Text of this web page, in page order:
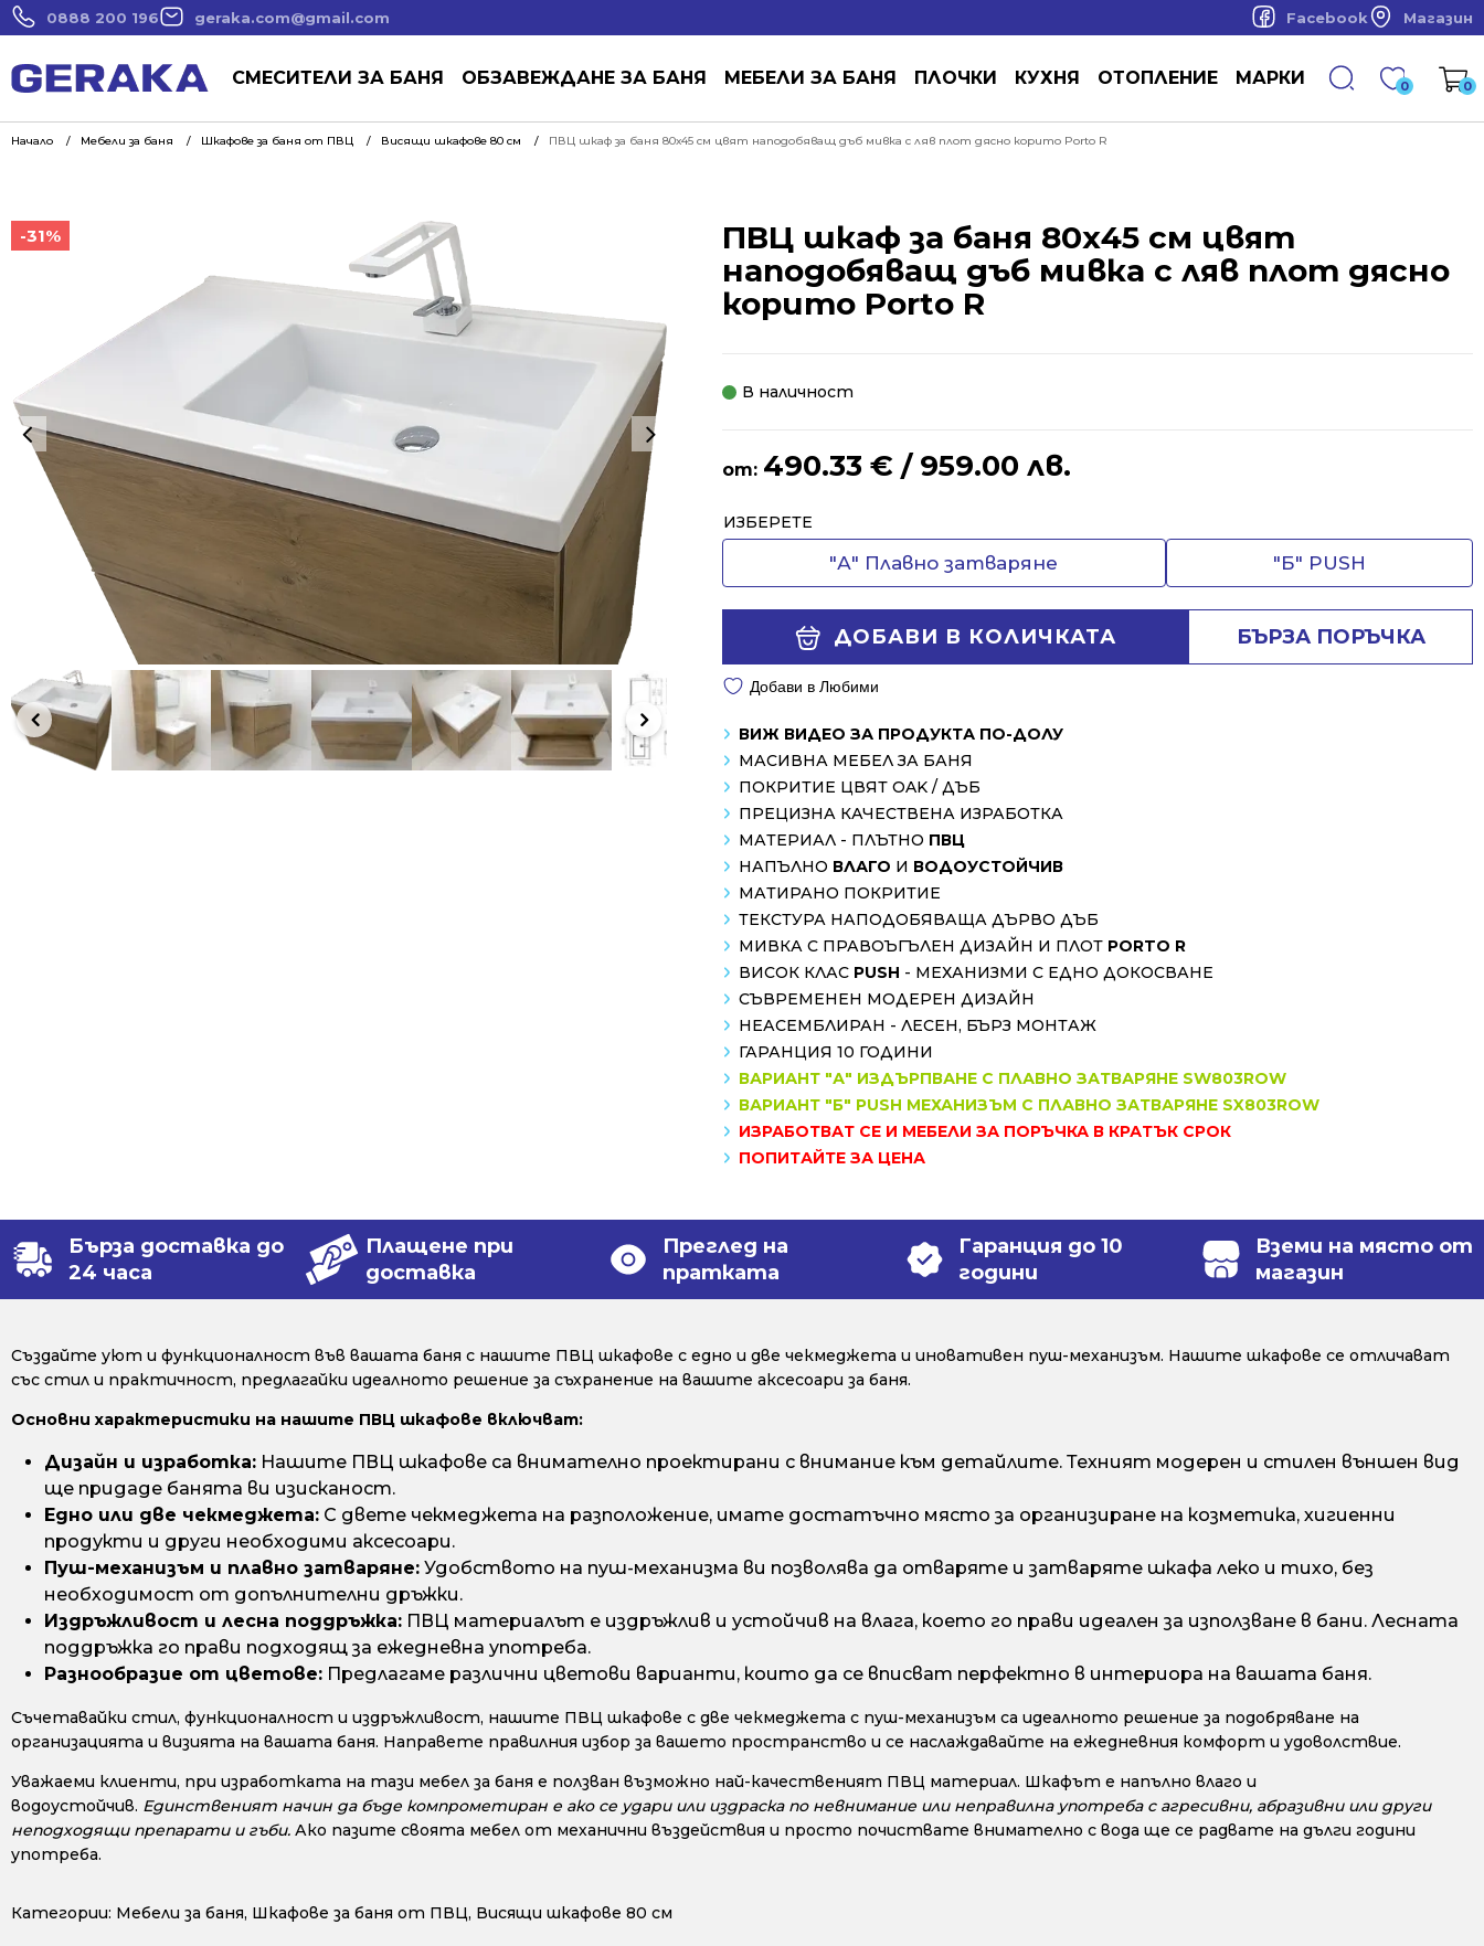
0888 200 196 geraka.com@gmail.com Facebook Магазин
СМЕСИТЕЛИ ЗА БАНЯ ОБЗАВЕЖДАНЕ ЗА БАНЯ МЕБЕЛИ ЗА БАНЯ ПЛОЧКИ КУХНЯ ОТОПЛЕНИЕ МАРКИ 0 0
Начало Мебели за баня Шкафове за баня от ПВЦ Висящи шкафове 80 см ПВЦ шкаф за баня 80х45 см цвят наподобяващ дъб мивка с ляв плот дясно корито Porto R
-31%
-31%
ПВЦ шкаф за баня 80х45 см цвят
наподобяващ дъб мивка с ляв плот дясно
корито Porto R
В наличност
от: 490.33 € / 959.00 лв.
ИЗБЕРЕТЕ
"А" Плавно затваряне "Б" PUSH
ДОБАВИ В КОЛИЧКАТА БЪРЗА ПОРЪЧКА
Alternative:
Добави в Любими
ВИЖ ВИДЕО ЗА ПРОДУКТА ПО-ДОЛУ
МАСИВНА МЕБЕЛ ЗА БАНЯ
ПОКРИТИЕ ЦВЯТ OAK / ДЪБ
ПРЕЦИЗНА КАЧЕСТВЕНА ИЗРАБОТКА
МАТЕРИАЛ - ПЛЪТНО ПВЦ
НАПЪЛНО ВЛАГО И ВОДОУСТОЙЧИВ
МАТИРАНО ПОКРИТИЕ
ТЕКСТУРА НАПОДОБЯВАЩА ДЪРВО ДЪБ
МИВКА С ПРАВОЪГЪЛЕН ДИЗАЙН И ПЛОТ PORTO R
ВИСОК КЛАС PUSH - МЕХАНИЗМИ С ЕДНО ДОКОСВАНЕ
СЪВРЕМЕНЕН МОДЕРЕН ДИЗАЙН
НЕАСЕМБЛИРАН - ЛЕСЕН, БЪРЗ МОНТАЖ
ГАРАНЦИЯ 10 ГОДИНИ
ВАРИАНТ "А" ИЗДЪРПВАНЕ С ПЛАВНО ЗАТВАРЯНЕ SW803ROW
ВАРИАНТ "Б" PUSH МЕХАНИЗЪМ С ПЛАВНО ЗАТВАРЯНЕ SX803ROW
ИЗРАБОТВАТ СЕ И МЕБЕЛИ ЗА ПОРЪЧКА В КРАТЪК СРОК
ПОПИТАЙТЕ ЗА ЦЕНА
Бърза доставка до
24 часа
Плащене при
доставка
Преглед на
пратката
Гаранция до 10
години
Вземи на място от
магазин
Създайте уют и функционалност във вашата баня с нашите ПВЦ шкафове с едно и две чекмеджета и иновативен пуш-механизъм. Нашите шкафове се отличават
със стил и практичност, предлагайки идеалното решение за съхранение на вашите аксесоари за баня.
Основни характеристики на нашите ПВЦ шкафове включват:
Дизайн и изработка: Нашите ПВЦ шкафове са внимателно проектирани с внимание към детайлите. Техният модерен и стилен външен вид
ще придаде банята ви изисканост.
Едно или две чекмеджета: С двете чекмеджета на разположение, имате достатъчно място за организиране на козметика, хигиенни
продукти и други необходими аксесоари.
Пуш-механизъм и плавно затваряне: Удобството на пуш-механизма ви позволява да отваряте и затваряте шкафа леко и тихо, без
необходимост от допълнителни дръжки.
Издръжливост и лесна поддръжка: ПВЦ материалът е издръжлив и устойчив на влага, което го прави идеален за използване в бани. Лесната
поддръжка го прави подходящ за ежедневна употреба.
Разнообразие от цветове: Предлагаме различни цветови варианти, които да се вписват перфектно в интериора на вашата баня.
Съчетавайки стил, функционалност и издръжливост, нашите ПВЦ шкафове с две чекмеджета с пуш-механизъм са идеалното решение за подобряване на
организацията и визията на вашата баня. Направете правилния избор за вашето пространство и се наслаждавайте на ежедневния комфорт и удоволствие.
Уважаеми клиенти, при изработката на тази мебел за баня е ползван възможно най-качественият ПВЦ материал. Шкафът е напълно влаго и
водоустойчив. Единственият начин да бъде компрометиран е ако се удари или издраска по невнимание или неправилна употреба с агресивни, абразивни или други
неподходящи препарати и гъби. Ако пазите своята мебел от механични въздействия и просто почиствате внимателно с вода ще се радвате на дълги години
употреба.
Категории: Мебели за баня, Шкафове за баня от ПВЦ, Висящи шкафове 80 см